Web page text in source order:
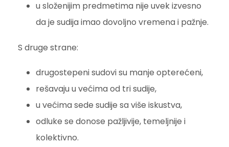
u složenijim predmetima nije uvek izvesno
da je sudija imao dovoljno vremena i pažnje.
S druge strane:
drugostepeni sudovi su manje opterećeni,
rešavaju u većima od tri sudije,
u većima sede sudije sa više iskustva,
odluke se donose pažljivije, temeljnije i
kolektivno.